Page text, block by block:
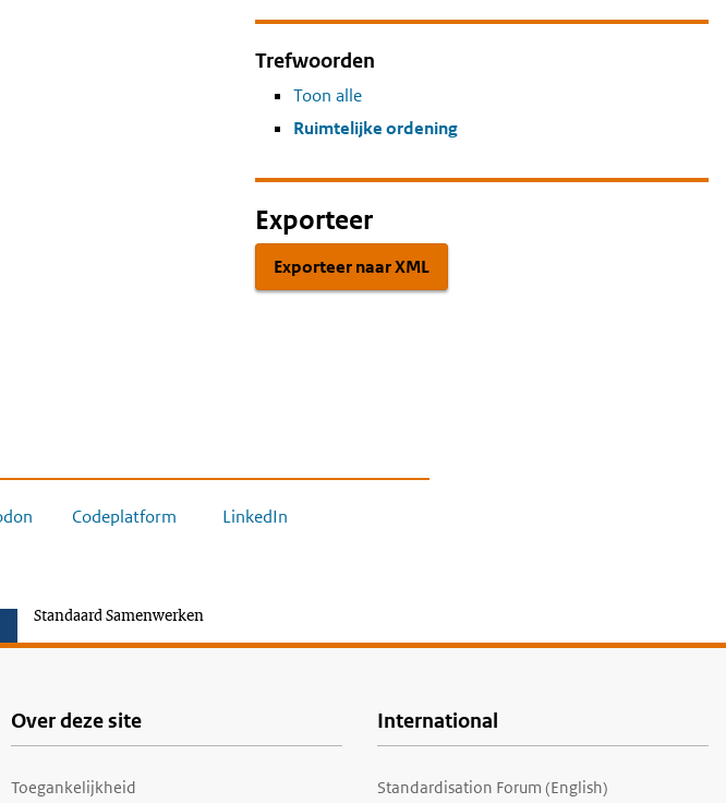
Trefwoorden
Toon alle
Ruimtelijke ordening
Exporteer
Exporteer naar XML
Codeplatform LinkedIn
Standaard Samenwerken
Over deze site
Toegankelijkheid
International
Standardisation Forum (English)